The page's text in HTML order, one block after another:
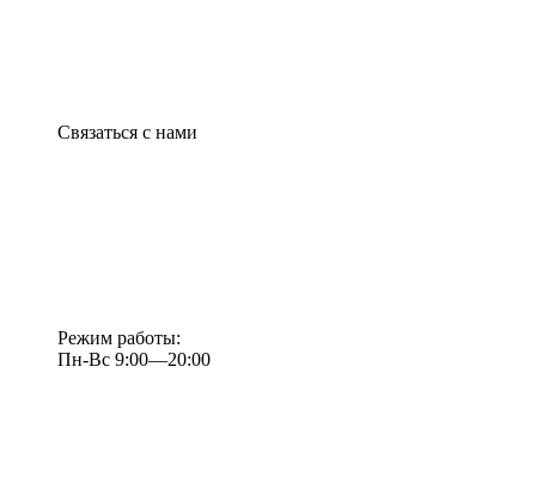
Связаться с нами
Режим работы:
Пн-Вс 9:00—20:00